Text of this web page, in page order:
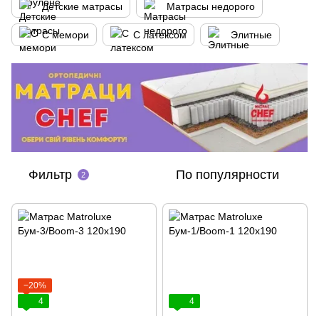
Детские матрасы Матрасы недорого
С мемори С латексом Элитные
Фильтр 2 По популярности
−20%
4
4